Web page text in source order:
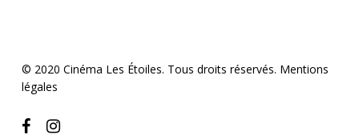
© 2020 Cinéma Les Étoiles. Tous droits réservés. Mentions
légales
facebookinstagram